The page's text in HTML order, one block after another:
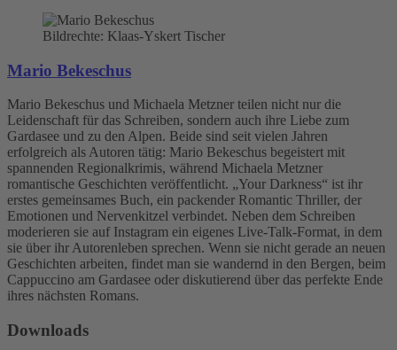
Bildrechte: Klaas-Yskert Tischer
Mario Bekeschus
Mario Bekeschus und Michaela Metzner teilen nicht nur die
Leidenschaft für das Schreiben, sondern auch ihre Liebe zum
Gardasee und zu den Alpen. Beide sind seit vielen Jahren
erfolgreich als Autoren tätig: Mario Bekeschus begeistert mit
spannenden Regionalkrimis, während Michaela Metzner
romantische Geschichten veröffentlicht. „Your Darkness“ ist ihr
erstes gemeinsames Buch, ein packender Romantic Thriller, der
Emotionen und Nervenkitzel verbindet. Neben dem Schreiben
moderieren sie auf Instagram ein eigenes Live-Talk-Format, in dem
sie über ihr Autorenleben sprechen. Wenn sie nicht gerade an neuen
Geschichten arbeiten, findet man sie wandernd in den Bergen, beim
Cappuccino am Gardasee oder diskutierend über das perfekte Ende
ihres nächsten Romans.
Downloads